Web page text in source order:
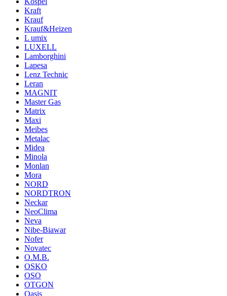
Kraft
Krauf
Krauf&Heizen
L umix
LUXELL
Lamborghini
Lapesa
Lenz Technic
Leran
MAGNIT
Master Gas
Matrix
Maxi
Meibes
Metalac
Midea
Minola
Monlan
Mora
NORD
NORDTRON
Neckar
NeoClima
Neva
Nibe-Biawar
Nofer
Novatec
O.M.B.
OSKO
OSO
OTGON
Oasis